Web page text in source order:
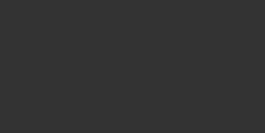
der